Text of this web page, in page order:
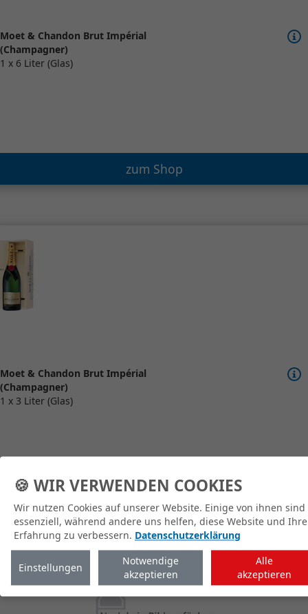
Moet & Chandon Brut Impérial
(Champagner)
1 x 6 Liter (Glas)
zum Shop
Moet & Chandon Brut Impérial
(Champagner)
1 x 3 Liter (Glas)
zum Shop
🍪 WIR VERWENDEN COOKIES
Wir nutzen Cookies auf unserer Website. Einige von ihnen sind
essenziell, während andere uns helfen, diese Website und Ihre
Erfahrung zu verbessern. Datenschutzerklärung
Einstellungen
Notwendige
akzeptieren
Alle
akzeptieren